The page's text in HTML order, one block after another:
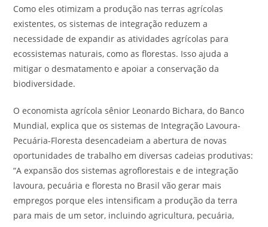
Como eles otimizam a produção nas terras agrícolas
existentes, os sistemas de integração reduzem a
necessidade de expandir as atividades agrícolas para
ecossistemas naturais, como as florestas. Isso ajuda a
mitigar o desmatamento e apoiar a conservação da
biodiversidade.
O economista agrícola sênior Leonardo Bichara, do Banco
Mundial, explica que os sistemas de Integração Lavoura-
Pecuária-Floresta desencadeiam a abertura de novas
oportunidades de trabalho em diversas cadeias produtivas:
“A expansão dos sistemas agroflorestais e de integração
lavoura, pecuária e floresta no Brasil vão gerar mais
empregos porque eles intensificam a produção da terra
para mais de um setor, incluindo agricultura, pecuária,